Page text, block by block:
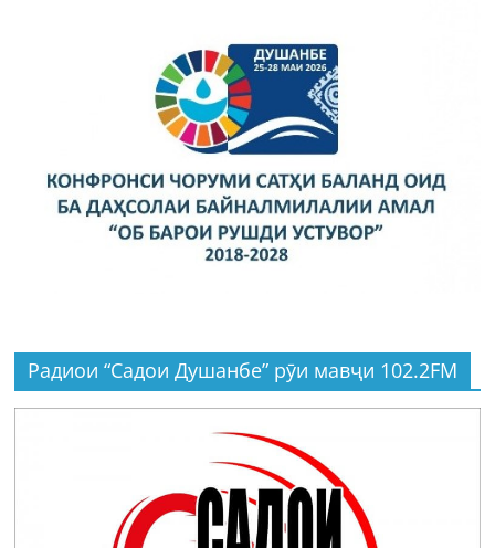
Радиои “Садои Душанбе” рӯи мавҷи 102.2FM